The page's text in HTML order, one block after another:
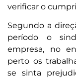
verificar o
Segundo a
período o
empresa, no
perto os
se sinta